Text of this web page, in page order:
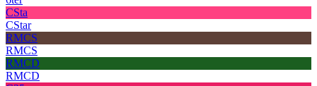
CSta
CStar
RMCS
RMCS
RMCD
RMCD